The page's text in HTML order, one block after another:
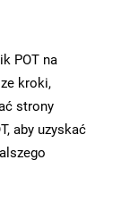
POT na
kroki,
strony
aby uzyskać